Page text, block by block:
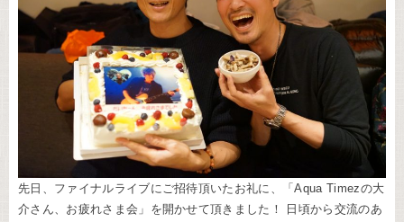
先日、ファイナルライブにご招待頂いたお礼に、「Aqua Timezの大
介さん、お疲れさま会」を開かせて頂きました！ 日頃から交流のあ